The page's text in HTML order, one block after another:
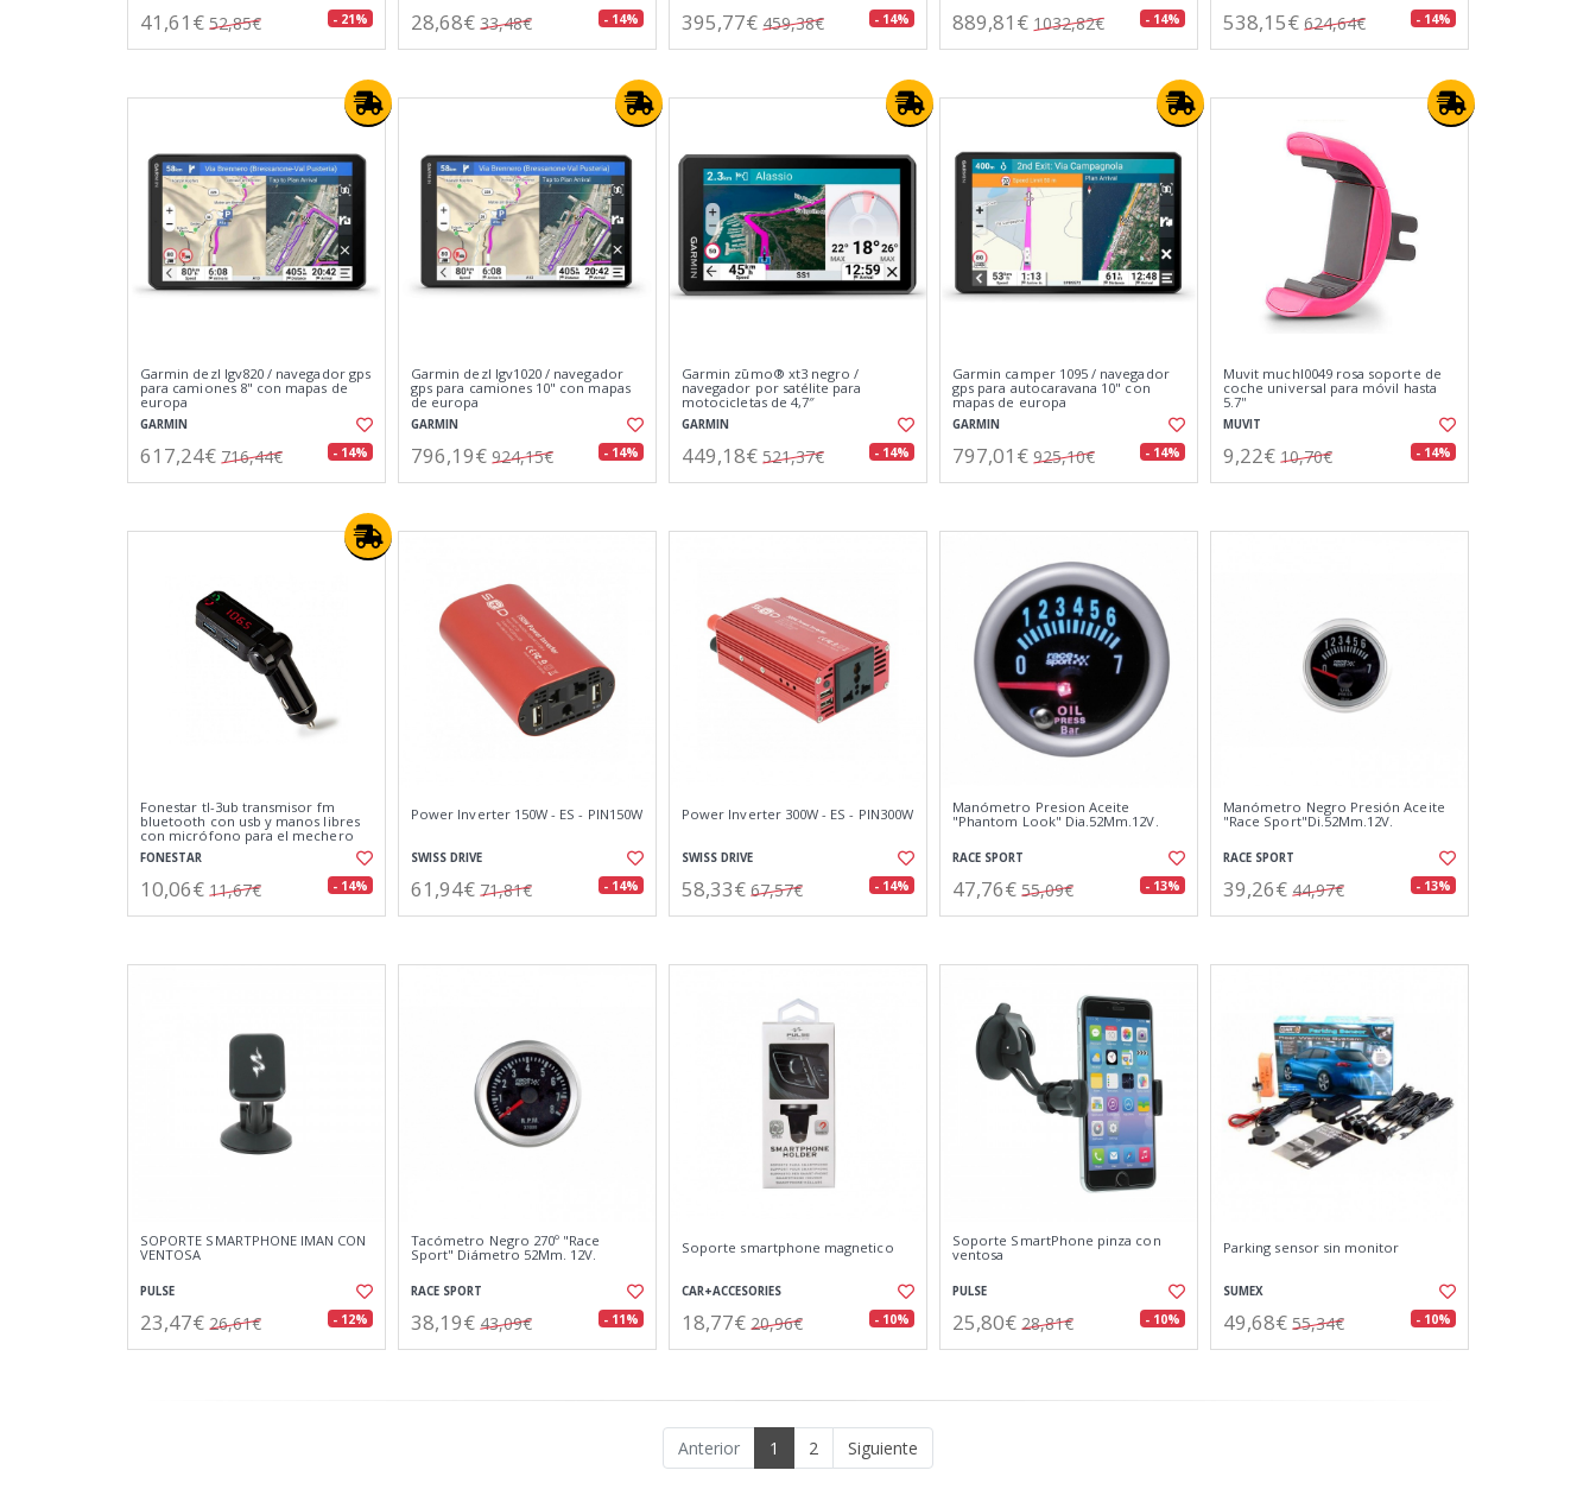
41,61€ 52,85€ - 21% 28,68€ 33,48€ - 14% 395,77€ 459,38€ - 14% 889,81€ 1032,82€ - 14% 538,15€ 624,64€ - 14%
Garmin dezl lgv820 / navegador gps
para camiones 8" con mapas de
europa
GARMIN
617,24€ 716,44€ - 14%
Garmin dezl lgv1020 / navegador
gps para camiones 10" con mapas
de europa
GARMIN
796,19€ 924,15€ - 14%
Garmin zūmo® xt3 negro /
navegador por satélite para
motocicletas de 4,7″
GARMIN
449,18€ 521,37€ - 14%
Garmin camper 1095 / navegador
gps para autocaravana 10" con
mapas de europa
GARMIN
797,01€ 925,10€ - 14%
Muvit muchl0049 rosa soporte de
coche universal para móvil hasta
5.7''
MUVIT
9,22€ 10,70€ - 14%
Fonestar tl-3ub transmisor fm
bluetooth con usb y manos libres
con micrófono para el mechero
del coche
FONESTAR
10,06€ 11,67€ - 14%
Power Inverter 150W - ES - PIN150W
SWISS DRIVE
61,94€ 71,81€ - 14%
Power Inverter 300W - ES - PIN300W
SWISS DRIVE
58,33€ 67,57€ - 14%
Manómetro Presion Aceite
"Phantom Look" Dia.52Mm.12V.
RACE SPORT
47,76€ 55,09€ - 13%
Manómetro Negro Presión Aceite
"Race Sport"Di.52Mm.12V.
RACE SPORT
39,26€ 44,97€ - 13%
SOPORTE SMARTPHONE IMAN CON
VENTOSA
PULSE
23,47€ 26,61€ - 12%
Tacómetro Negro 270º "Race
Sport" Diámetro 52Mm. 12V.
RACE SPORT
38,19€ 43,09€ - 11%
Soporte smartphone magnetico
CAR+ACCESORIES
18,77€ 20,96€ - 10%
Soporte SmartPhone pinza con
ventosa
PULSE
25,80€ 28,81€ - 10%
Parking sensor sin monitor
SUMEX
49,68€ 55,34€ - 10%
Anterior 1 2 Siguiente